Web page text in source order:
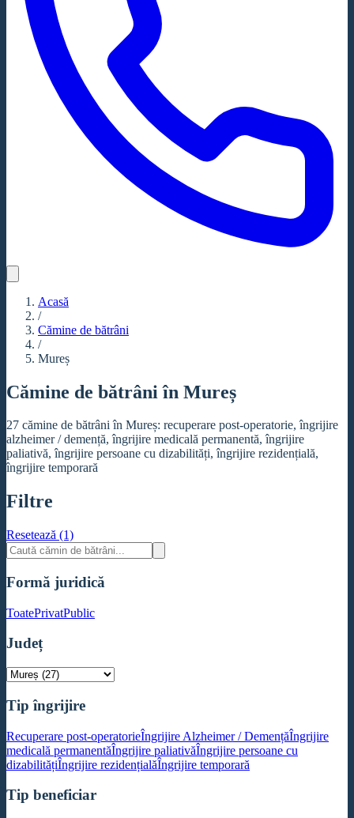
Acasă
/
Cămine de bătrâni
/
Mureș
Cămine de bătrâni în Mureș
27 cămine de bătrâni în Mureș: recuperare post-operatorie, îngrijire
alzheimer / demență, îngrijire medicală permanentă, îngrijire
paliativă, îngrijire persoane cu dizabilități, îngrijire rezidențială,
îngrijire temporară
Filtre
Resetează (1)
Formă juridică
ToatePrivatPublic
Județ
Tip îngrijire
Recuperare post-operatorieÎngrijire Alzheimer / DemențăÎngrijire
medicală permanentăÎngrijire paliativăÎngrijire persoane cu
dizabilitățiÎngrijire rezidențialăÎngrijire temporară
Tip beneficiar